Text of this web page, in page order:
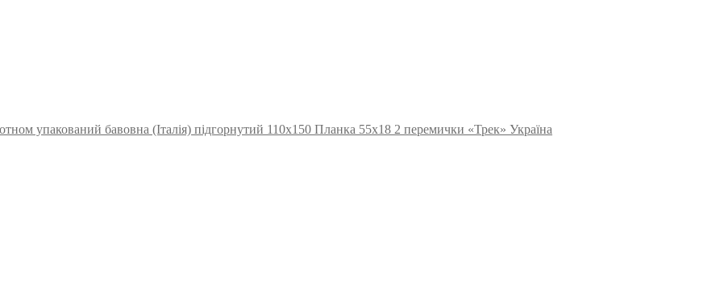
упакований бавовна (Італія) підгорнутий 110х150 Планка 55х18 2 перемички «Трек» Україна